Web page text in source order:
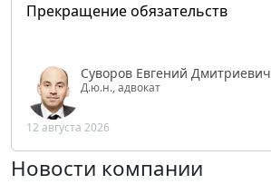
Прекращение обязательств
Суворов Евгений Дмитриевич
Д.ю.н., адвокат
12 августа 2026
Новости компании